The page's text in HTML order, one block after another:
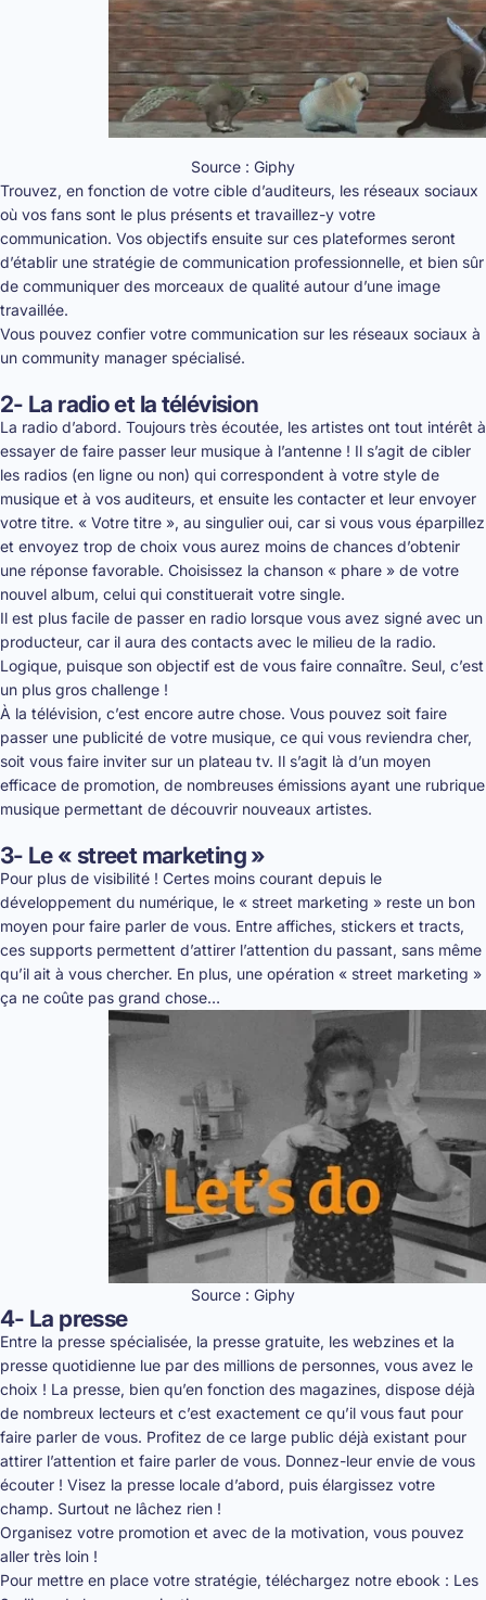
Source : Giphy
Trouvez, en fonction de votre cible d’auditeurs, les réseaux sociaux
où vos fans sont le plus présents et travaillez-y votre
communication. Vos objectifs ensuite sur ces plateformes seront
d’établir une stratégie de communication professionnelle, et bien sûr
de communiquer des morceaux de qualité autour d’une image
travaillée.
Vous pouvez confier votre communication sur les réseaux sociaux à
un community manager spécialisé.
2- La radio et la télévision
La radio d’abord. Toujours très écoutée, les artistes ont tout intérêt à
essayer de faire passer leur musique à l’antenne ! Il s’agit de cibler
les radios (en ligne ou non) qui correspondent à votre style de
musique et à vos auditeurs, et ensuite les contacter et leur envoyer
votre titre. « Votre titre », au singulier oui, car si vous vous éparpillez
et envoyez trop de choix vous aurez moins de chances d’obtenir
une réponse favorable. Choisissez la chanson « phare » de votre
nouvel album, celui qui constituerait votre single.
Il est plus facile de passer en radio lorsque vous avez signé avec un
producteur, car il aura des contacts avec le milieu de la radio.
Logique, puisque son objectif est de vous faire connaître. Seul, c’est
un plus gros challenge !
À la télévision, c’est encore autre chose. Vous pouvez soit faire
passer une publicité de votre musique, ce qui vous reviendra cher,
soit vous faire inviter sur un plateau tv. Il s’agit là d’un moyen
efficace de promotion, de nombreuses émissions ayant une rubrique
musique permettant de découvrir nouveaux artistes.
3- Le « street marketing »
Pour plus de visibilité ! Certes moins courant depuis le
développement du numérique, le « street marketing » reste un bon
moyen pour faire parler de vous. Entre affiches, stickers et tracts,
ces supports permettent d’attirer l’attention du passant, sans même
qu’il ait à vous chercher. En plus, une opération « street marketing »
ça ne coûte pas grand chose…
Source : Giphy
4- La presse
Entre la presse spécialisée, la presse gratuite, les webzines et la
presse quotidienne lue par des millions de personnes, vous avez le
choix ! La presse, bien qu’en fonction des magazines, dispose déjà
de nombreux lecteurs et c’est exactement ce qu’il vous faut pour
faire parler de vous. Profitez de ce large public déjà existant pour
attirer l’attention et faire parler de vous. Donnez-leur envie de vous
écouter ! Visez la presse locale d’abord, puis élargissez votre
champ. Surtout ne lâchez rien !
Organisez votre promotion et avec de la motivation, vous pouvez
aller très loin !
Pour mettre en place votre stratégie, téléchargez notre ebook : Les